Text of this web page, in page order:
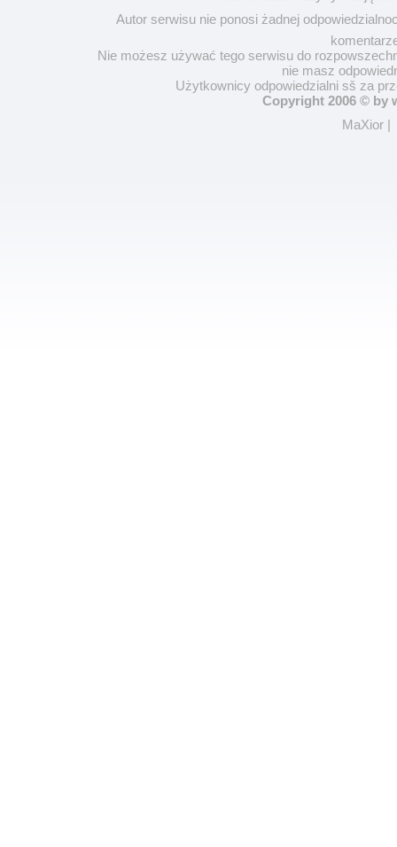
Autor serwisu nie ponosi żadnej
Nie możesz używać tego serwisu do
nie masz
Użytkownicy odpowiedzialni sš za
Copyright 2006 © by
MaXior |